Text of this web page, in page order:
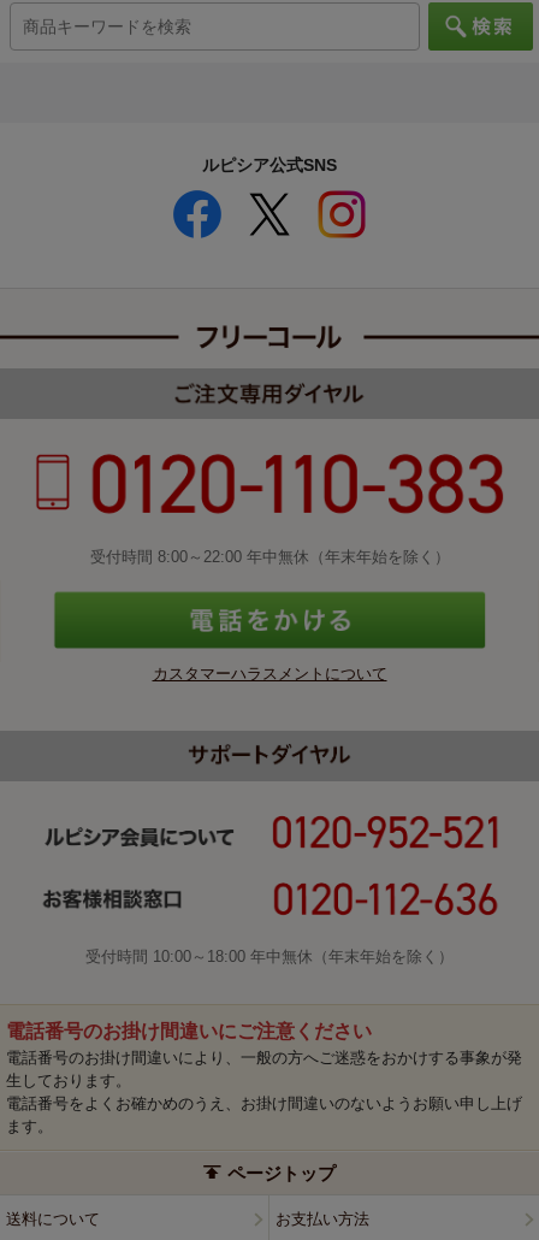
ルピシア公式SNS
受付時間 8:00～22:00 年中無休（年末年始を除く）
カスタマーハラスメントについて
受付時間 10:00～18:00 年中無休（年末年始を除く）
電話番号のお掛け間違いにご注意ください
電話番号のお掛け間違いにより、一般の方へご迷惑をおかけする事象が発
生しております。
電話番号をよくお確かめのうえ、お掛け間違いのないようお願い申し上げ
ます。
ページトップ
送料について お支払い方法